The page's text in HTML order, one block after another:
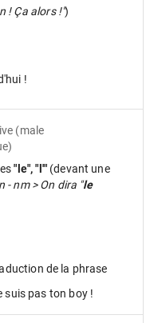
! Ça alors !")
!
(male
"le", "l'" (devant une
- nm > On dira "le
de la phrase
suis pas ton boy !